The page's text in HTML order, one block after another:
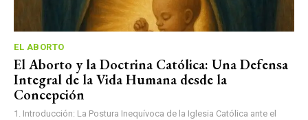
EL ABORTO
El Aborto y la Doctrina Católica: Una Defensa
Integral de la Vida Humana desde la
Concepción
1. Introducción: La Postura Inequívoca de la Iglesia Católica ante el